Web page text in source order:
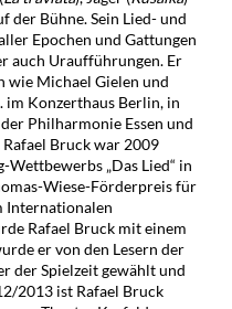
der Bühne. Sein Lied- und
Epochen und Gattungen
auch Uraufführungen. Er
Michael Gielen und
im Konzerthaus Berlin, in
Philharmonie Essen und
Bruck war 2009
„Das Lied“ in
Wiese-Förderpreis für
Internationalen
Rafael Bruck mit einem
er von den Lesern der
der Spielzeit gewählt und
2013 ist Rafael Bruck